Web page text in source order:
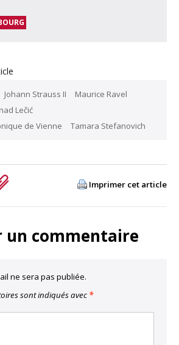
Johann Strauss II
Maurice Ravel
Lečić
de Vienne
Tamara Stefanovich
Imprimer cet article
un commentaire
ne sera pas publiée.
sont indiqués avec *